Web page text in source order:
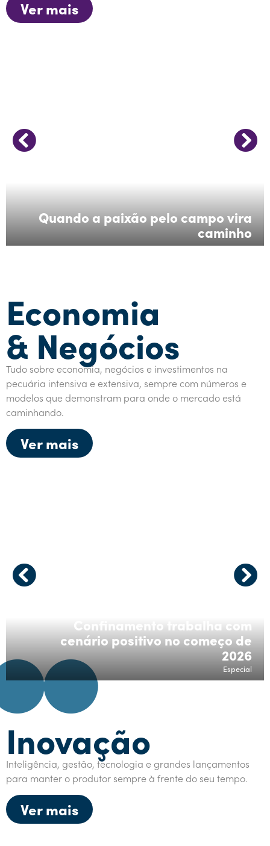
Quando a paixão pelo campo vira
caminho
Ver mais
Economia
& Negócios
Tudo sobre economia, negócios e investimentos na
pecuária intensiva e extensiva, sempre com números e
modelos que demonstram para onde o mercado está
caminhando.
Ver mais
Confinamento trabalha com
cenário positivo no começo de
2026
Especial
Inovação
Inteligência, gestão, tecnologia e grandes lançamentos
para manter o produtor sempre à frente do seu tempo.
Ver mais